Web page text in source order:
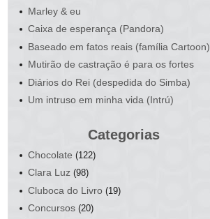
Marley & eu
Caixa de esperança (Pandora)
Baseado em fatos reais (família Cartoon)
Mutirão de castração é para os fortes
Diários do Rei (despedida do Simba)
Um intruso em minha vida (Intrú)
Categorias
Chocolate (122)
Clara Luz (98)
Cluboca do Livro (19)
Concursos (20)